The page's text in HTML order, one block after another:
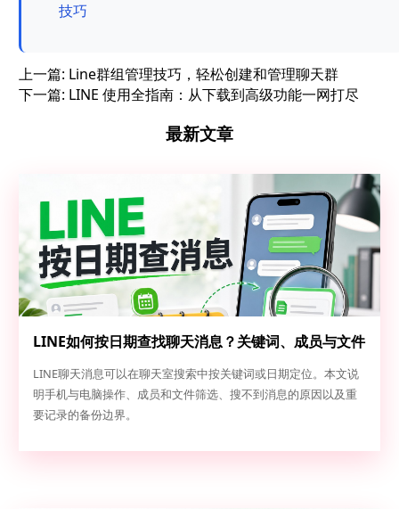
技巧
上一篇: Line群组管理技巧，轻松创建和管理聊天群
下一篇: LINE 使用全指南：从下载到高级功能一网打尽
最新文章
LINE如何按日期查找聊天消息？关键词、成员与文件
LINE聊天消息可以在聊天室搜索中按关键词或日期定位。本文说
明手机与电脑操作、成员和文件筛选、搜不到消息的原因以及重
要记录的备份边界。